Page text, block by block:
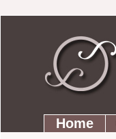
contenuti.
Strumenti
personali
SezioniHome